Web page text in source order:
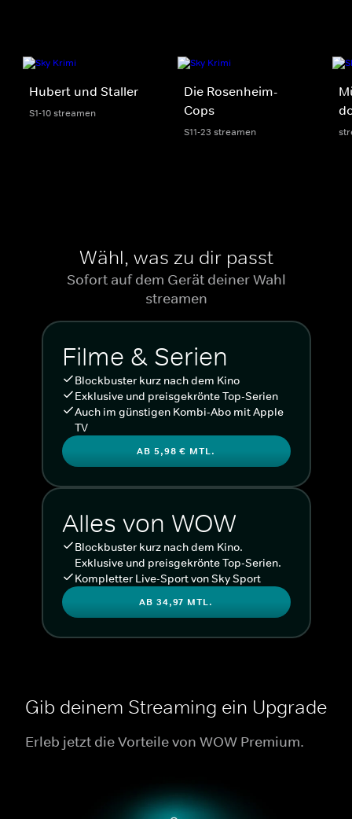
Hubert und Staller
S1-10 streamen
Die Rosenheim-
Cops
S11-23 streamen
Wähl, was zu dir passt
Sofort auf dem Gerät deiner Wahl
streamen
Filme & Serien
Blockbuster kurz nach dem Kino
Exklusive und preisgekrönte Top-Serien
Auch im günstigen Kombi-Abo mit Apple
TV
AB 5,98 € MTL.
Alles von WOW
Blockbuster kurz nach dem Kino.
Exklusive und preisgekrönte Top-Serien.
Kompletter Live-Sport von Sky Sport
AB 34,97 MTL.
Gib deinem Streaming ein Upgrade
Erleb jetzt die Vorteile von WOW Premium.